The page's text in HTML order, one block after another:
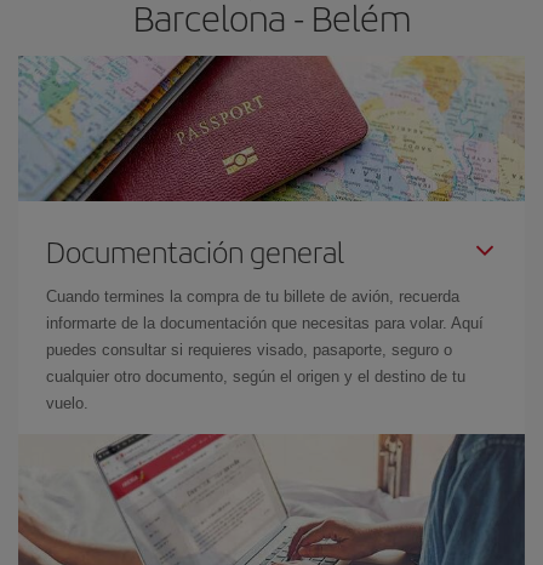
Barcelona - Belém
Documentación general
Cuando termines la compra de tu billete de avión, recuerda
informarte de la documentación que necesitas para volar. Aquí
puedes consultar si requieres visado, pasaporte, seguro o
cualquier otro documento, según el origen y el destino de tu
vuelo.